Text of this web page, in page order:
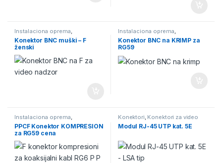
Instalaciona oprema,
instalaciona oprema za video
nadzor,Konektori,Konektori za
video nadzor
Konektor BNC muški – F
ženski
Instalaciona oprema,
instalaciona oprema za video
nadzor,Konektori,Konektori za
video nadzor
Konektor BNC na KRIMP za
RG59
Instalaciona oprema,
instalaciona oprema za video
nadzor,Konektori,Konektori za
video nadzor,Video Nadzor
PPCF Konektor KOMPRESION
za RG59 cena
Konektori, Konektori za video
nadzor, Moduli - Konektori,
Mrežna oprema, Rek ormani
Modul RJ-45 UTP kat. 5E